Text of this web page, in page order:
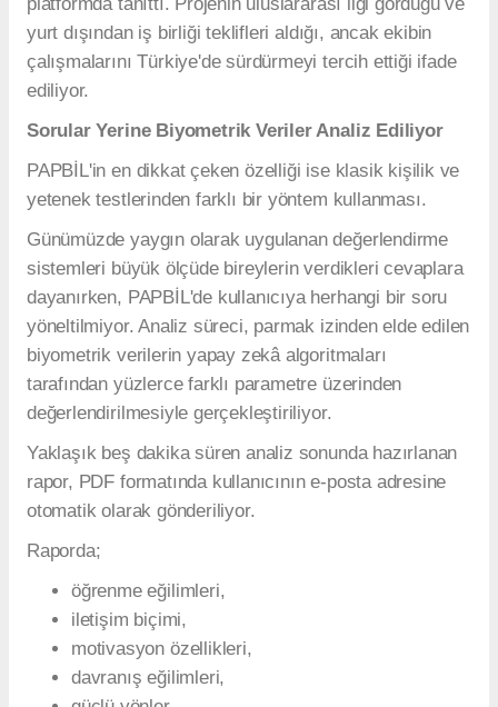
platformda tanıttı. Projenin uluslararası ilgi gördüğü ve
yurt dışından iş birliği teklifleri aldığı, ancak ekibin
çalışmalarını Türkiye'de sürdürmeyi tercih ettiği ifade
ediliyor.
Sorular Yerine Biyometrik Veriler Analiz Ediliyor
PAPBİL'in en dikkat çeken özelliği ise klasik kişilik ve
yetenek testlerinden farklı bir yöntem kullanması.
Günümüzde yaygın olarak uygulanan değerlendirme
sistemleri büyük ölçüde bireylerin verdikleri cevaplara
dayanırken, PAPBİL'de kullanıcıya herhangi bir soru
yöneltilmiyor. Analiz süreci, parmak izinden elde edilen
biyometrik verilerin yapay zekâ algoritmaları
tarafından yüzlerce farklı parametre üzerinden
değerlendirilmesiyle gerçekleştiriliyor.
Yaklaşık beş dakika süren analiz sonunda hazırlanan
rapor, PDF formatında kullanıcının e-posta adresine
otomatik olarak gönderiliyor.
Raporda;
öğrenme eğilimleri,
iletişim biçimi,
motivasyon özellikleri,
davranış eğilimleri,